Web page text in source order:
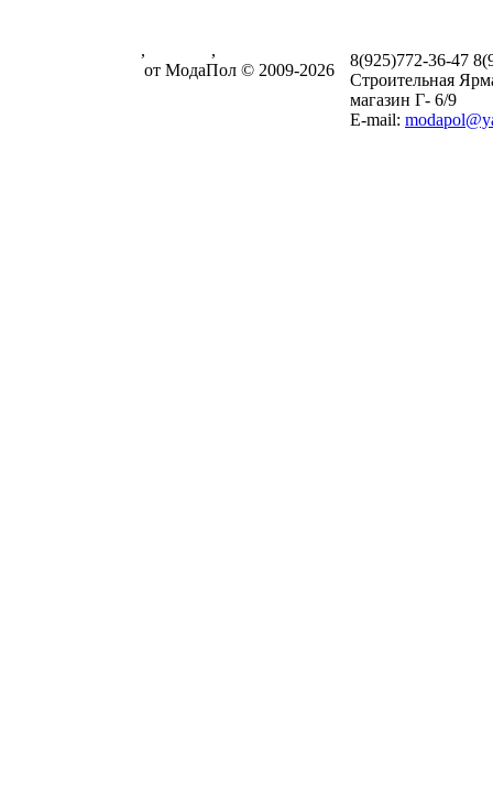
,
,
от МодаПол © 2009-2026
8(925)772-36-47
Строительная
магазин Г- 6/9
E-mail: